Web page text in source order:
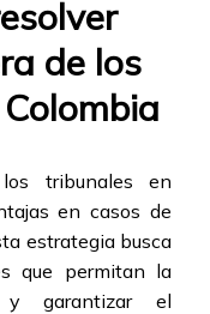
de los
tribunales en
en casos de
estrategia busca
que permitan la
garantizar el